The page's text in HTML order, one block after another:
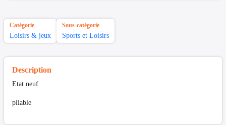
Catégorie
Loisirs & jeux
Sous-catégorie
Sports et Loisirs
Description
Etat neuf
pliable